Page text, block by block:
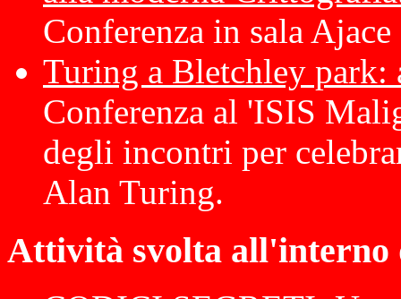
Conferenza in sala
Turing a Bletchley park:
Conferenza al 'ISIS
degli incontri per
Alan Turing.
Attività svolta all'interno